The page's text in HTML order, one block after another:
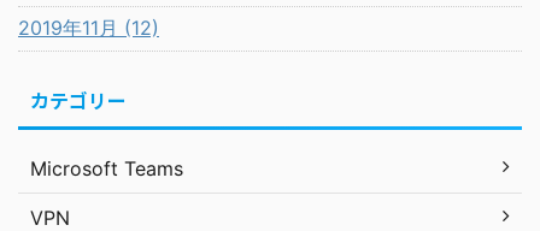
2019年11月 (12)
カテゴリー
Microsoft Teams
VPN